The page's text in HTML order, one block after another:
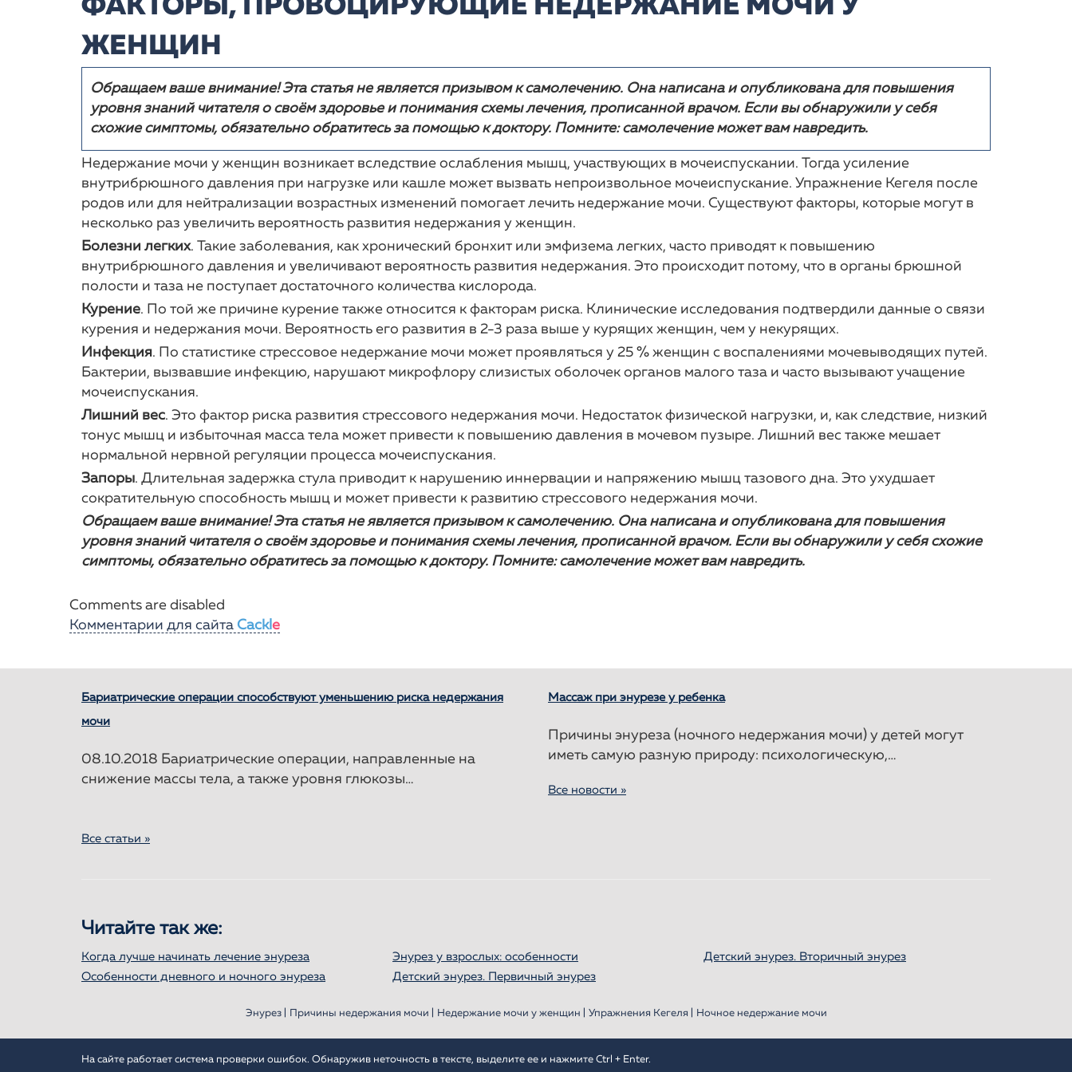
- У ПОЖИЛЫХ
- СТРЕССОВОЕ
- ДРИПТАН
- ВЕЗИКАР
- ГИМНАСТИЧЕСКИЕ
УПРАЖНЕНИЯ
СПЕЦИАЛИСТА
ИНФОРМАЦИЯ
ФАКТОРЫ, ПРОВОЦИРУЮЩИЕ НЕДЕРЖАНИЕ МОЧИ У
ЖЕНЩИН
Обращаем ваше внимание! Эта статья не является призывом к самолечению. Она написана и опубликована для повышения
уровня знаний читателя о своём здоровье и понимания схемы лечения, прописанной врачом. Если вы обнаружили у себя
схожие симптомы, обязательно обратитесь за помощью к доктору. Помните: самолечение может вам навредить.
Недержание мочи у женщин возникает вследствие ослабления мышц, участвующих в мочеиспускании. Тогда усиление
внутрибрюшного давления при нагрузке или кашле может вызвать непроизвольное мочеиспускание. Упражнение Кегеля после
родов или для нейтрализации возрастных изменений помогает лечить недержание мочи. Существуют факторы, которые могут в
несколько раз увеличить вероятность развития недержания у женщин.
Болезни легких. Такие заболевания, как хронический бронхит или эмфизема легких, часто приводят к повышению
внутрибрюшного давления и увеличивают вероятность развития недержания. Это происходит потому, что в органы брюшной
полости и таза не поступает достаточного количества кислорода.
Курение. По той же причине курение также относится к факторам риска. Клинические исследования подтвердили данные о связи
курения и недержания мочи. Вероятность его развития в 2-3 раза выше у курящих женщин, чем у некурящих.
Инфекция. По статистике стрессовое недержание мочи может проявляться у 25 % женщин с воспалениями мочевыводящих путей.
Бактерии, вызвавшие инфекцию, нарушают микрофлору слизистых оболочек органов малого таза и часто вызывают учащение
мочеиспускания.
Лишний вес. Это фактор риска развития стрессового недержания мочи. Недостаток физической нагрузки, и, как следствие, низкий
тонус мышц и избыточная масса тела может привести к повышению давления в мочевом пузыре. Лишний вес также мешает
нормальной нервной регуляции процесса мочеиспускания.
Запоры. Длительная задержка стула приводит к нарушению иннервации и напряжению мышц тазового дна. Это ухудшает
сократительную способность мышц и может привести к развитию стрессового недержания мочи.
Обращаем ваше внимание! Эта статья не является призывом к самолечению. Она написана и опубликована для повышения
уровня знаний читателя о своём здоровье и понимания схемы лечения, прописанной врачом. Если вы обнаружили у себя схожие
симптомы, обязательно обратитесь за помощью к доктору. Помните: самолечение может вам навредить.
Comments are disabled
Комментарии для сайта Cackle
Бариатрические операции способствуют уменьшению риска недержания
мочи
08.10.2018 Бариатрические операции, направленные на
снижение массы тела, а также уровня глюкозы…
Массаж при энурезе у ребенка
Причины энуреза (ночного недержания мочи) у детей могут
иметь самую разную природу: психологическую,…
Все новости »
Все статьи »
Читайте так же:
Когда лучше начинать лечение энуреза
Особенности дневного и ночного энуреза
Энурез у взрослых: особенности
Детский энурез. Первичный энурез
Детский энурез. Вторичный энурез
Энурез | Причины недержания мочи | Недержание мочи у женщин | Упражнения Кегеля | Ночное недержание мочи
На сайте работает система проверки ошибок. Обнаружив неточность в тексте, выделите ее и нажмите Ctrl + Enter.